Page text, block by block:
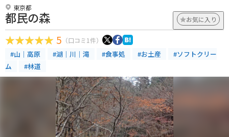
東京都
都民の森 お気に入り
5 （口コミ1件）
#山｜高原 #湖｜川｜滝 #食事処 #お土産
#ソフトクリー
ム
#林道